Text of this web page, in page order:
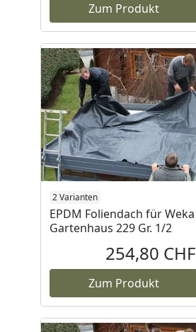
Zum Produkt
2 Varianten
EPDM Foliendach für Weka
Gartenhaus 229 Gr. 1/2
254,80 CHF
Zum Produkt